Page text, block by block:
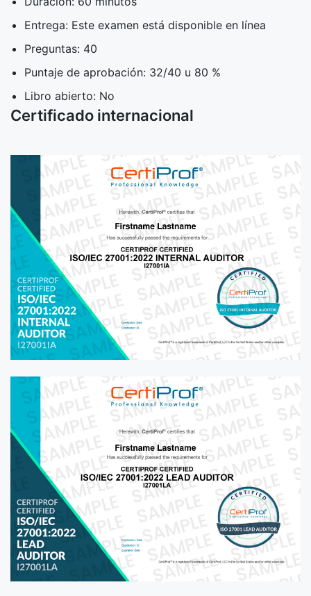
Entrega: Este examen está disponible en línea
Preguntas: 40
Puntaje de aprobación: 32/40 u 80 %
Libro abierto: No
Certificado internacional